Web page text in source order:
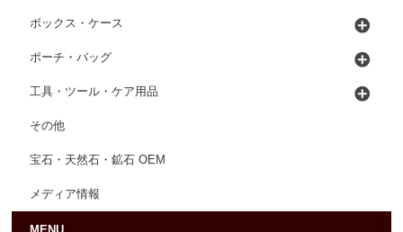
ボックス・ケース
ポーチ・バッグ
工具・ツール・ケア用品
その他
宝石・天然石・鉱石 OEM
メディア情報